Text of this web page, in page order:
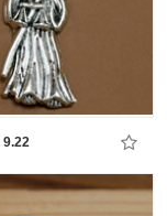
9.22